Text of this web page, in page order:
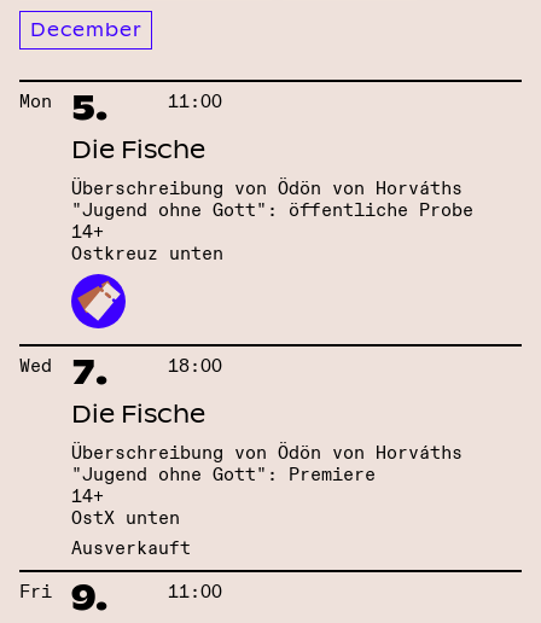
December
Mon 5. 11:00
Die Fische
Überschreibung von Ödön von Horváths
"Jugend ohne Gott": öffentliche Probe
14+
Ostkreuz unten
Wed 7. 18:00
Die Fische
Überschreibung von Ödön von Horváths
"Jugend ohne Gott": Premiere
14+
OstX unten
Ausverkauft
Fri
9. 11:00